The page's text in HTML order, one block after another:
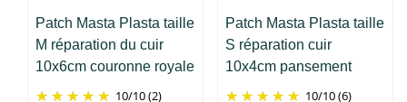
Patch Masta Plasta taille
M réparation du cuir
10x6cm couronne royale
10/10(2)
Patch Masta Plasta taille
S réparation cuir
10x4cm pansement
10/10(6)